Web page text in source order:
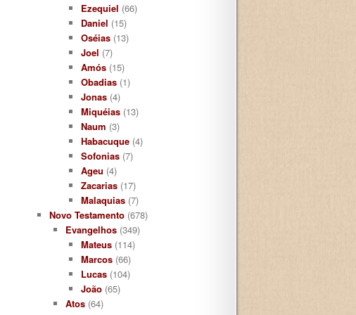
Ezequiel (66)
Daniel (15)
Oséias (13)
Joel (7)
Amós (15)
Obadias (1)
Jonas (4)
Miquéias (13)
Naum (3)
Habacuque (4)
Sofonias (7)
Ageu (4)
Zacarias (17)
Malaquias (7)
Novo Testamento (678)
Evangelhos(349)
Mateus (114)
Marcos (66)
Lucas (104)
João (65)
Atos(64)